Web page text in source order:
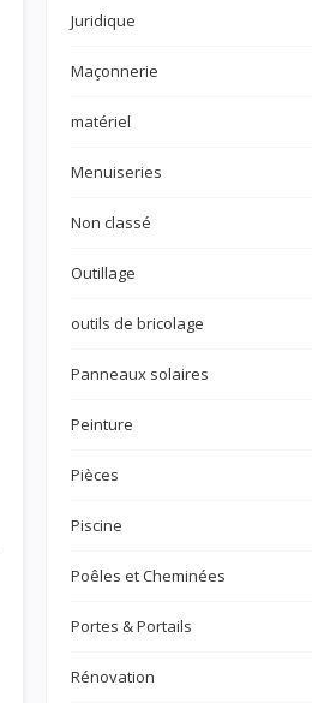
Juridique
Maçonnerie
matériel
Menuiseries
Non classé
Outillage
outils de bricolage
Panneaux solaires
Peinture
Pièces
Piscine
Poêles et Cheminées
Portes & Portails
Rénovation